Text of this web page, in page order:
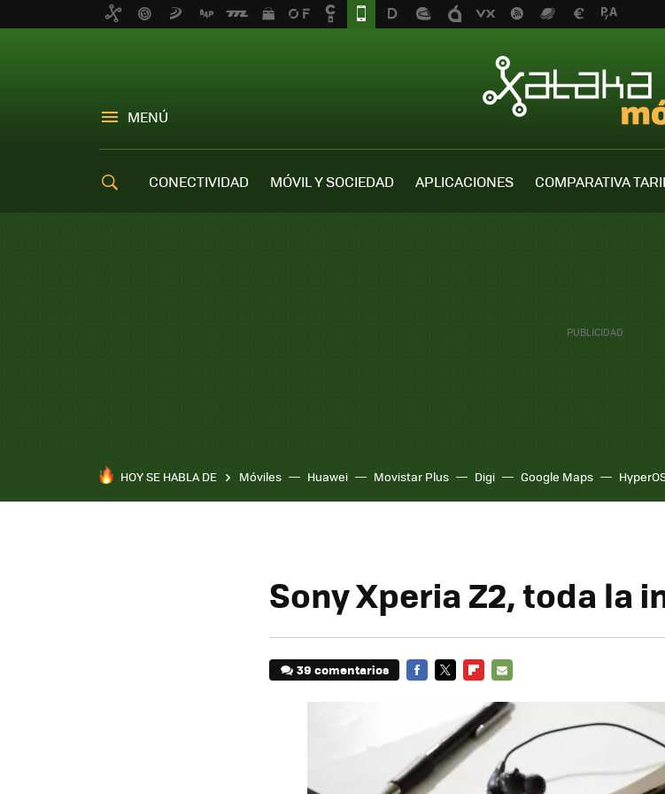
MENÚ
CONECTIVIDAD MÓVIL Y SOCIEDAD APLICACIONES COMPARATIVA
HOY SE HABLA DE Móviles Huawei Movistar Plus Digi Google Maps
Sony Xperia Z2, toda la
39 comentarios
MAIL